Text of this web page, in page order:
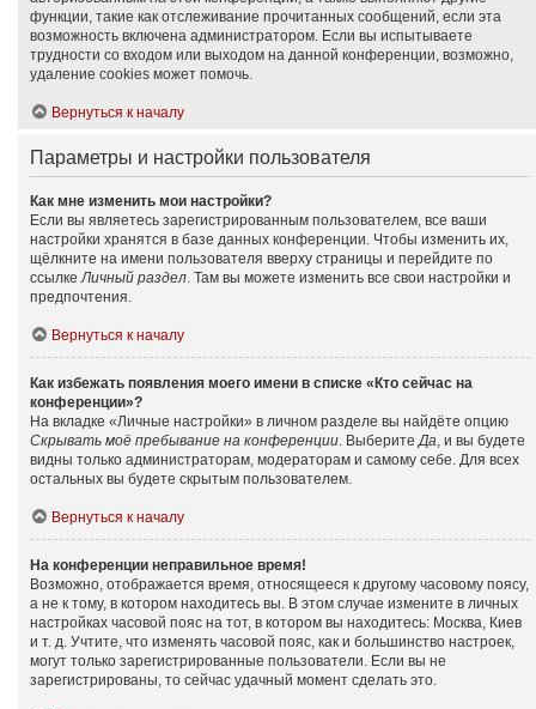
функции, такие как отслеживание прочитанных сообщений, если эта
возможность включена администратором. Если вы испытываете
трудности со входом или выходом на данной конференции, возможно,
удаление cookies может помочь.
Вернуться к началу
Параметры и настройки пользователя
Как мне изменить мои настройки?
Если вы являетесь зарегистрированным пользователем, все ваши
настройки хранятся в базе данных конференции. Чтобы изменить их,
щёлкните на имени пользователя вверху страницы и перейдите по
ссылкеЛичный раздел. Там вы можете изменить все свои настройки и
предпочтения.
Вернуться к началу
Как избежать появления моего имени в списке «Кто сейчас на
конференции»?
На вкладке «Личные настройки» в личном разделе вы найдёте опцию
Скрывать моё пребывание на конференции. ВыберитеДа, и вы будете
видны только администраторам, модераторам и самому себе. Для всех
остальных вы будете скрытым пользователем.
Вернуться к началу
На конференции неправильное время!
Возможно, отображается время, относящееся к другому часовому поясу,
а не к тому, в котором находитесь вы. В этом случае измените в личных
настройках часовой пояс на тот, в котором вы находитесь: Москва, Киев
и т. д. Учтите, что изменять часовой пояс, как и большинство настроек,
могут только зарегистрированные пользователи. Если вы не
зарегистрированы, то сейчас удачный момент сделать это.